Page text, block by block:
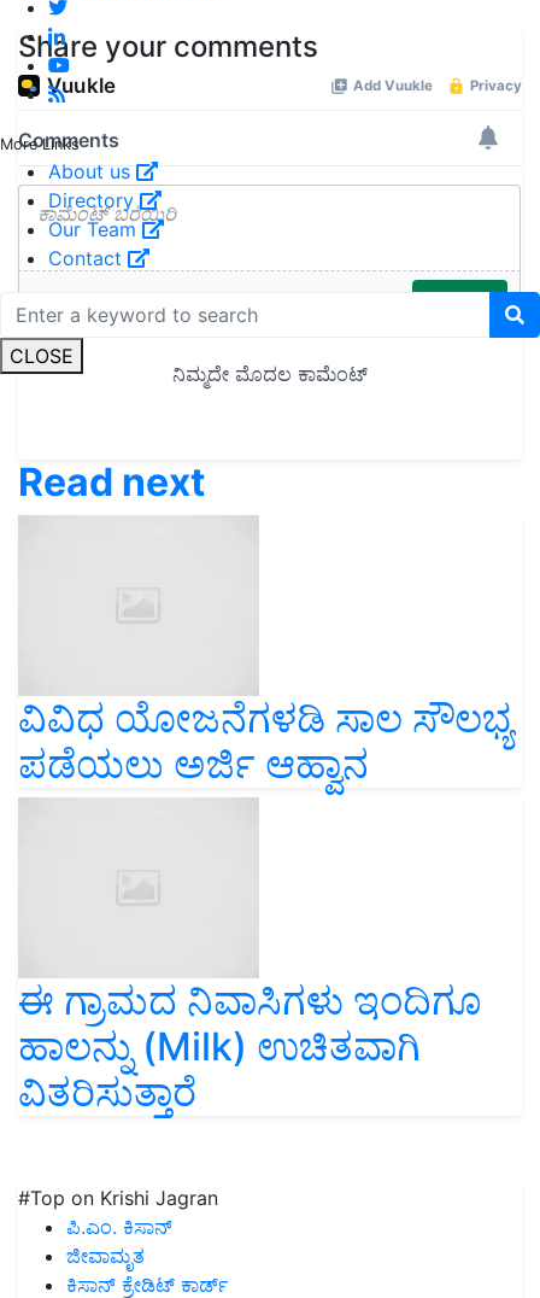
More Links
About us
Directory
Our Team
Contact
CLOSE
Share your comments
Read next
ವಿವಿಧ ಯೋಜನೆಗಳಡಿ ಸಾಲ ಸೌಲಭ್ಯ
ಪಡೆಯಲು ಅರ್ಜಿ ಆಹ್ವಾನ
ಈ ಗ್ರಾಮದ ನಿವಾಸಿಗಳು ಇಂದಿಗೂ
ಹಾಲನ್ನು (Milk) ಉಚಿತವಾಗಿ
ವಿತರಿಸುತ್ತಾರೆ
#Top on Krishi Jagran
ಪಿ.ಎಂ. ಕಿಸಾನ್
ಜೀವಾಮೃತ
ಕಿಸಾನ್ ಕ್ರೇಡಿಟ್ ಕಾರ್ಡ್